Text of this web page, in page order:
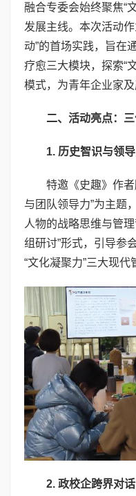
融合专委会始终聚焦“
发展主线。本次活动
动”的首场实践，旨在
疗愈三大模块，探索“
模式，为青年企业家
二、活动亮点：
1. 历史智识与领
特邀《史趣》作
与团队领导力”为主题
人物的战略思维与管
组研讨”形式，引导参
“文化凝聚力”三大现代
2. 政校企跨界对话